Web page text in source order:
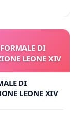
DI
LEONE XIV
DI
LEONE XIV